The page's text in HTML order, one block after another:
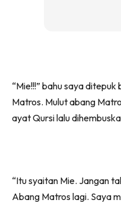
“Mie!!!” bahu saya
Matros. Mulut abang
ayat Qursi lalu
“Itu syaitan Mie. Jangan
Abang Matros lagi. Saya